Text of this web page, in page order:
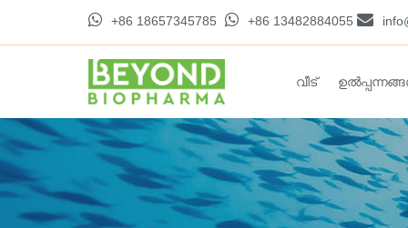
+86 18657345785 +86 13482884055
വീട്